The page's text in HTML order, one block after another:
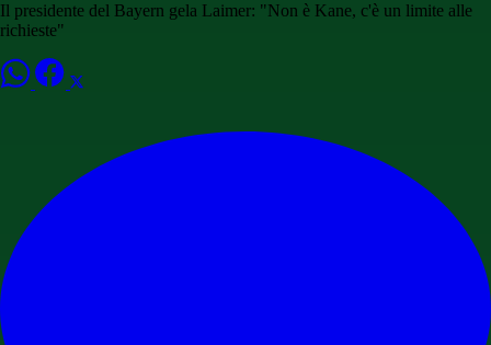
Il presidente del Bayern gela Laimer: "Non è Kane, c'è un limite alle
richieste"